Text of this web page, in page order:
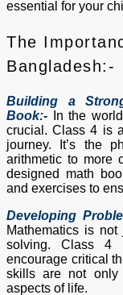
essential for your
The
Bangladesh:-
Building a
Book:- In the
crucial. Class 4 is
journey. It’s the
arithmetic to more
designed math
and exercises to
Developing
Mathematics is not
solving. Class 4
encourage critical
skills are not
aspects of life.